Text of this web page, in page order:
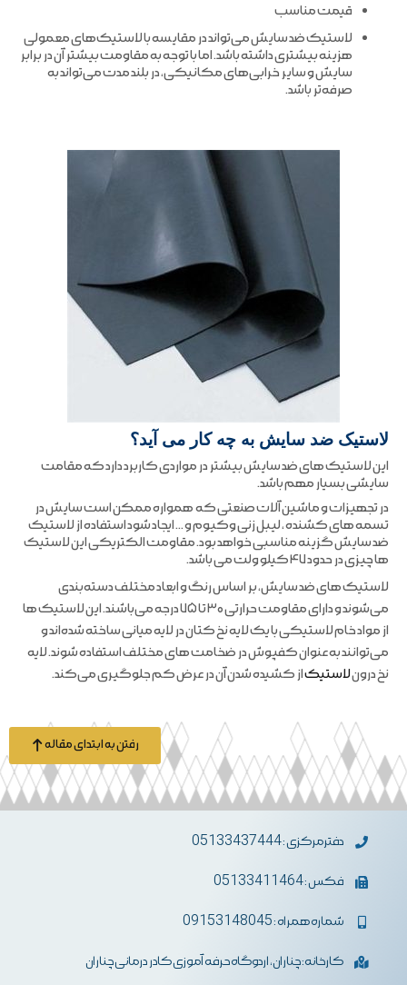
قیمت مناسب
لاستیک ضد سایش می‌تواند در مقایسه با لاستیک‌های معمولی
هزینه بیشتری داشته باشد. اما با توجه به مقاومت بیشتر آن در برابر
سایش و سایر خرابی‌های مکانیکی، در بلند مدت می‌تواند به
صرفه‌تر باشد.
لاستیک ضد سایش به چه کار می آید؟
این لاستیک های ضد سایش بیشتر در مواردی کاربرد دارد که مقامت
سایشی بسیار مهم باشد.
در تجهیزات و ماشین آلات صنعتی که همواره ممکن است سایش در
تسمه های کشنده ، لیبل زنی وکیوم و … ایجاد شود استفاده از لاستیک
ضد سایش گزینه مناسبی خواهد بود. مقاومت الکتریکی این لاستیک
ها چیزی در حدود ۴۷ کیلو ولت می باشد.
لاستیک های ضد سایش، بر اساس رنگ و ابعاد مختلف دسته‌بندی
می‌شوند و دارای مقاومت حرارتی ۳۰ تا ۷۵ درجه می‌باشند. این لاستیک ها
از مواد خام لاستیکی با یک لایه نخ کتان در لایه میانی ساخته شده‌اند و
می‌توانند به عنوان کفپوش در ضخامت های مختلف استفاده شوند. لایه
نخ درونلاستیکاز کشیده شدن آن در عرض کم جلوگیری می‌کند.
رفتن به ابتدای مقاله
دفترمرکزی : 05133437444
فکس : 05133411464
شماره همراه : 09153148045
کارخانه: چناران، اردوگاه حرفه آموزی کادر درمانی چناران